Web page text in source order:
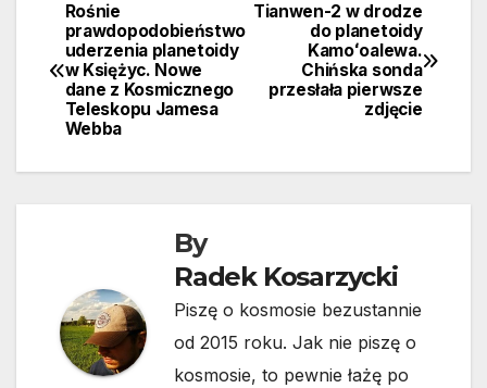
Nawigacja
wpisu
Tianwen-2 w drodze
do planetoidy
Kamoʻoalewa.
Chińska sonda
przesłała pierwsze
zdjęcie
Rośnie
prawdopodobieństwo
uderzenia planetoidy
w Księżyc. Nowe
dane z Kosmicznego
Teleskopu Jamesa
Webba
By
Radek Kosarzycki
Piszę o kosmosie bezustannie
od 2015 roku. Jak nie piszę o
kosmosie, to pewnie łażę po